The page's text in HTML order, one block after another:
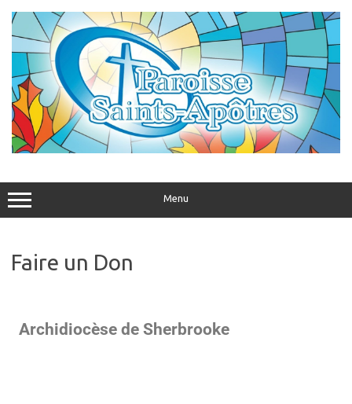
Menu
Faire un Don
Archidiocèse de Sherbrooke